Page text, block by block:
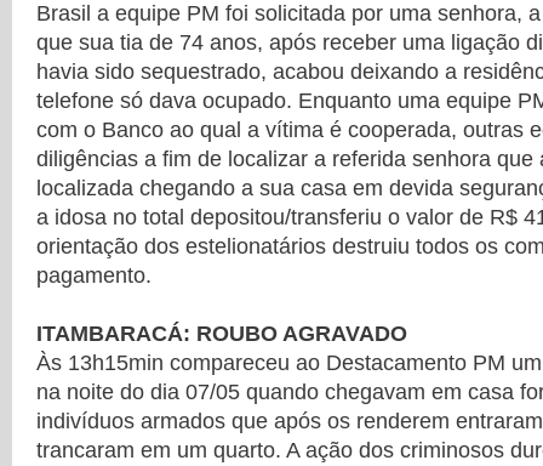
Brasil a equipe PM foi solicitada por uma senhora,
que sua tia de 74 anos, após receber uma ligação
havia sido sequestrado, acabou deixando a
telefone só dava ocupado. Enquanto uma equipe
com o Banco ao qual a vítima é cooperada, outras
diligências a fim de localizar a referida senhora que
localizada chegando a sua casa em devida
a idosa no total depositou/transferiu o valor de R$
orientação dos estelionatários destruiu todos os
pagamento.
ITAMBARACÁ: ROUBO AGRAVADO
Às 13h15min compareceu ao Destacamento PM
na noite do dia 07/05 quando chegavam em casa
indivíduos armados que após os renderem
trancaram em um quarto. A ação dos criminosos